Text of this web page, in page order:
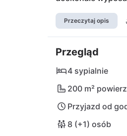
znajdziesz
wyśmienitymi
znajduje się tylko
przyrody Učka –
nie stoi na
Przeczytaj opis
Przegląd
4 sypialnie
200 m²
Przyjazd od
8 (+1) osób